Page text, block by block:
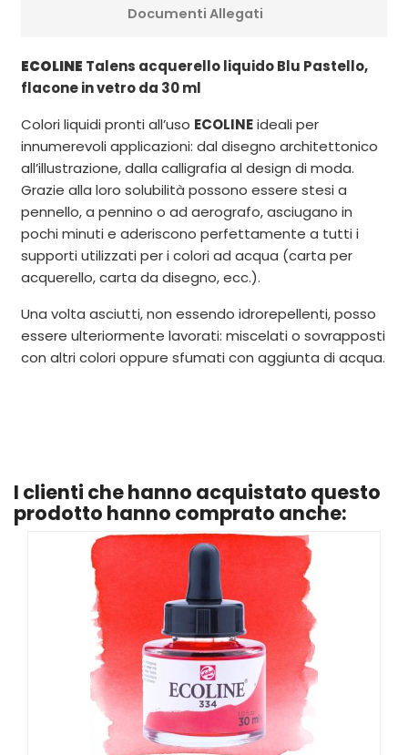
Documenti Allegati
ECOLINE Talens acquerello liquido Blu Pastello,
flacone in vetro da 30 ml
Colori liquidi pronti all’uso ECOLINEideali per
innumerevoli applicazioni: dal disegno architettonico
all’illustrazione, dalla calligrafia al design di moda.
Grazie alla loro solubilità possono essere stesi a
pennello, a pennino o ad aerografo, asciugano in
pochi minuti e aderiscono perfettamente a tutti i
supporti utilizzati per i colori ad acqua (carta per
acquerello, carta da disegno, ecc.).
Una volta asciutti, non essendo idrorepellenti, posso
essere ulteriormente lavorati: miscelati o sovrapposti
con altri colori oppure sfumati con aggiunta di acqua.
I clienti che hanno acquistato questo
prodotto hanno comprato anche: